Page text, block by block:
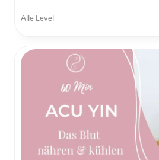
Alle Level